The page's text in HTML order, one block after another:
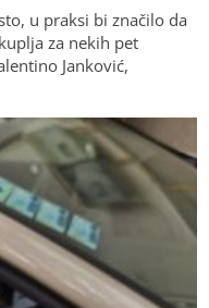
u praksi bi značilo da
za nekih pet
Janković,